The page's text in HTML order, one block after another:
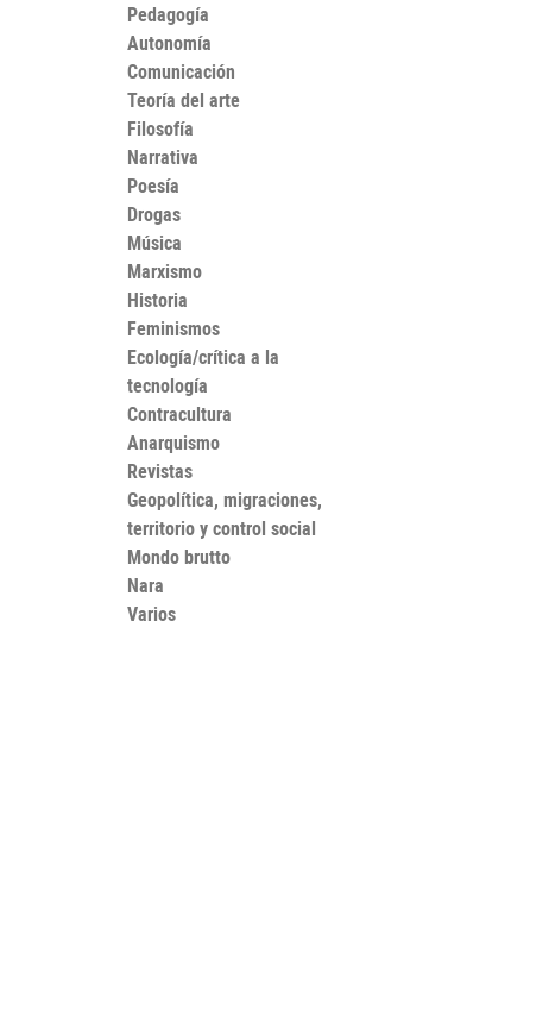
Pedagogía
Autonomía
Comunicación
Teoría del arte
Filosofía
Narrativa
Poesía
Drogas
Música
Marxismo
Historia
Feminismos
Ecología/crítica a la
tecnología
Contracultura
Anarquismo
Revistas
Geopolítica, migraciones,
territorio y control social
Mondo brutto
Nara
Varios